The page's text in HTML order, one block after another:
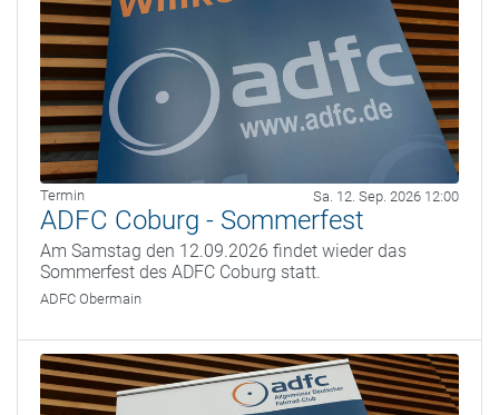
Termin Sa. 12. Sep. 2026 12:00
ADFC Coburg - Sommerfest
Am Samstag den 12.09.2026 findet wieder das
Sommerfest des ADFC Coburg statt.
ADFC Obermain